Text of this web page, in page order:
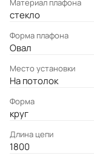
Материал плафона
стекло
Форма плафона
Овал
Место установки
На потолок
Форма
круг
Длина цепи
1800